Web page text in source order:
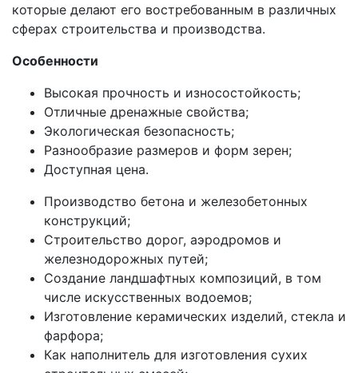
которые делают его востребованным в различных
сферах строительства и производства.
Особенности
Высокая прочность и износостойкость;
Отличные дренажные свойства;
Экологическая безопасность;
Разнообразие размеров и форм зерен;
Доступная цена.
Производство бетона и железобетонных
конструкций;
Строительство дорог, аэродромов и
железнодорожных путей;
Создание ландшафтных композиций, в том
числе искусственных водоемов;
Изготовление керамических изделий, стекла и
фарфора;
Как наполнитель для изготовления сухих